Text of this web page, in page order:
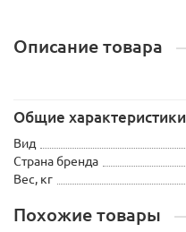
Описание товара
Общие характеристики
Вид
Страна бренда
Вес, кг
Похожие товары